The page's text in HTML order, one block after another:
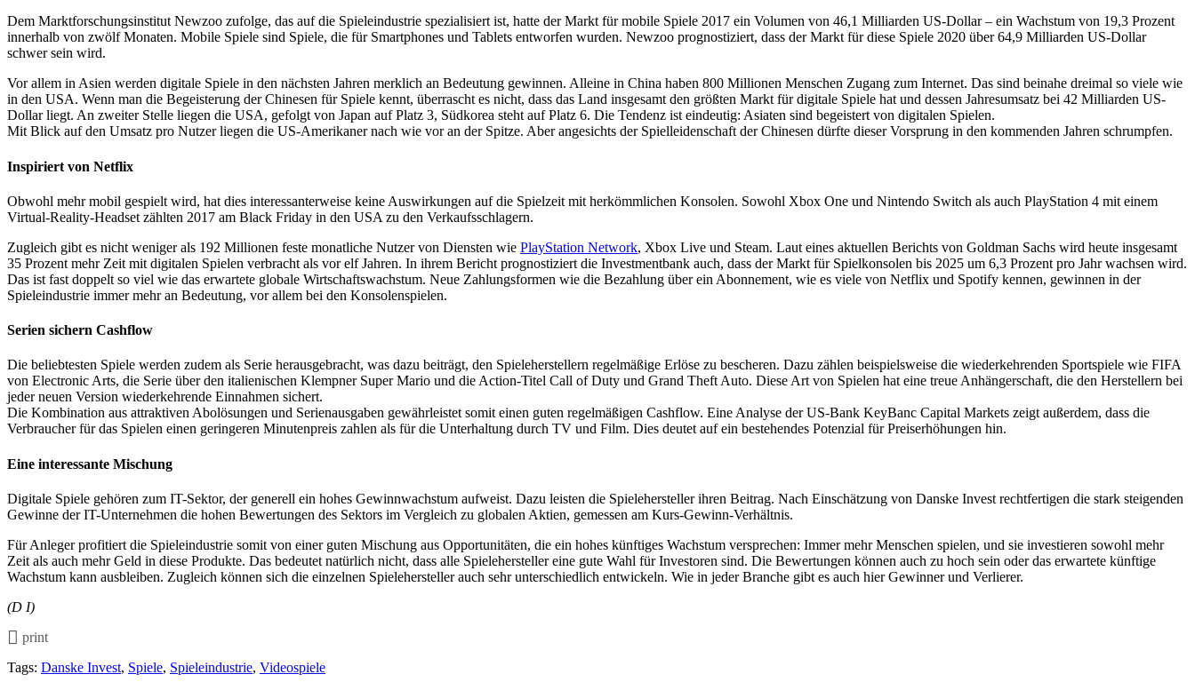
Dem Marktforschungsinstitut Newzoo zufolge, das auf die Spieleindustrie spezialisiert ist, hatte der Markt für mobile Spiele 2017 ein Volumen von 46,1 Milliarden US-Dollar – ein Wachstum von 19,3 Prozent
innerhalb von zwölf Monaten. Mobile Spiele sind Spiele, die für Smartphones und Tablets entworfen wurden. Newzoo prognostiziert, dass der Markt für diese Spiele 2020 über 64,9 Milliarden US-Dollar
schwer sein wird.
Vor allem in Asien werden digitale Spiele in den nächsten Jahren merklich an Bedeutung gewinnen. Alleine in China haben 800 Millionen Menschen Zugang zum Internet. Das sind beinahe dreimal so viele wie
in den USA. Wenn man die Begeisterung der Chinesen für Spiele kennt, überrascht es nicht, dass das Land insgesamt den größten Markt für digitale Spiele hat und dessen Jahresumsatz bei 42 Milliarden US-
Dollar liegt. An zweiter Stelle liegen die USA, gefolgt von Japan auf Platz 3, Südkorea steht auf Platz 6. Die Tendenz ist eindeutig: Asiaten sind begeistert von digitalen Spielen.
Mit Blick auf den Umsatz pro Nutzer liegen die US-Amerikaner nach wie vor an der Spitze. Aber angesichts der Spielleidenschaft der Chinesen dürfte dieser Vorsprung in den kommenden Jahren schrumpfen.
Inspiriert von Netflix
Obwohl mehr mobil gespielt wird, hat dies interessanterweise keine Auswirkungen auf die Spielzeit mit herkömmlichen Konsolen. Sowohl Xbox One und Nintendo Switch als auch PlayStation 4 mit einem
Virtual-Reality-Headset zählten 2017 am Black Friday in den USA zu den Verkaufsschlagern.
Zugleich gibt es nicht weniger als 192 Millionen feste monatliche Nutzer von Diensten wie PlayStation Network, Xbox Live und Steam. Laut eines aktuellen Berichts von Goldman Sachs wird heute insgesamt
35 Prozent mehr Zeit mit digitalen Spielen verbracht als vor elf Jahren. In ihrem Bericht prognostiziert die Investmentbank auch, dass der Markt für Spielkonsolen bis 2025 um 6,3 Prozent pro Jahr wachsen wird.
Das ist fast doppelt so viel wie das erwartete globale Wirtschaftswachstum. Neue Zahlungsformen wie die Bezahlung über ein Abonnement, wie es viele von Netflix und Spotify kennen, gewinnen in der
Spieleindustrie immer mehr an Bedeutung, vor allem bei den Konsolenspielen.
Serien sichern Cashflow
Die beliebtesten Spiele werden zudem als Serie herausgebracht, was dazu beiträgt, den Spieleherstellern regelmäßige Erlöse zu bescheren. Dazu zählen beispielsweise die wiederkehrenden Sportspiele wie FIFA
von Electronic Arts, die Serie über den italienischen Klempner Super Mario und die Action-Titel Call of Duty und Grand Theft Auto. Diese Art von Spielen hat eine treue Anhängerschaft, die den Herstellern bei
jeder neuen Version wiederkehrende Einnahmen sichert.
Die Kombination aus attraktiven Abolösungen und Serienausgaben gewährleistet somit einen guten regelmäßigen Cashflow. Eine Analyse der US-Bank KeyBanc Capital Markets zeigt außerdem, dass die
Verbraucher für das Spielen einen geringeren Minutenpreis zahlen als für die Unterhaltung durch TV und Film. Dies deutet auf ein bestehendes Potenzial für Preiserhöhungen hin.
Eine interessante Mischung
Digitale Spiele gehören zum IT-Sektor, der generell ein hohes Gewinnwachstum aufweist. Dazu leisten die Spielehersteller ihren Beitrag. Nach Einschätzung von Danske Invest rechtfertigen die stark steigenden
Gewinne der IT-Unternehmen die hohen Bewertungen des Sektors im Vergleich zu globalen Aktien, gemessen am Kurs-Gewinn-Verhältnis.
Für Anleger profitiert die Spieleindustrie somit von einer guten Mischung aus Opportunitäten, die ein hohes künftiges Wachstum versprechen: Immer mehr Menschen spielen, und sie investieren sowohl mehr
Zeit als auch mehr Geld in diese Produkte. Das bedeutet natürlich nicht, dass alle Spielehersteller eine gute Wahl für Investoren sind. Die Bewertungen können auch zu hoch sein oder das erwartete künftige
Wachstum kann ausbleiben. Zugleich können sich die einzelnen Spielehersteller auch sehr unterschiedlich entwickeln. Wie in jeder Branche gibt es auch hier Gewinner und Verlierer.
(D I)
print
Tags: Danske Invest, Spiele, Spieleindustrie, Videospiele